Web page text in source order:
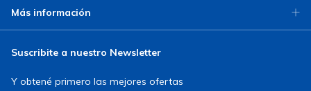
Más información
Suscribite a nuestro Newsletter
Y obtené primero las mejores ofertas